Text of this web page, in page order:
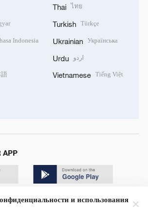
Indonesia
Thai ไทย
Turkish Türkçe
Ukrainian Українська
Urdu اردو
Vietnamese Tiếng Việt
APP
и использования